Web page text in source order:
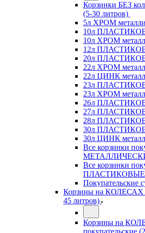
Корзинки БЕЗ
(5-30 литров)
5л ХРОМ
10л
10л ХРОМ
12л
20л
22л ХРОМ
22л ЦИНК
23л
23л ХРОМ
26л
27л
28л
30л
30л ЦИНК
Все корзинки
Все корзинки
ПЛАСТИКОВЫЕ
Покупательские
Корзины на КОЛЕСАХ
45 литров)
Корзины на
покупательские